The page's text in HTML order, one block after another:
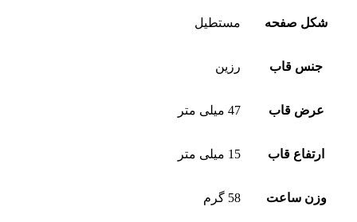
شکل صفحه مستطیل
جنس قاب رزین
عرض قاب 47 میلی متر
ارتفاع قاب 15 میلی متر
وزن ساعت 58 گرم